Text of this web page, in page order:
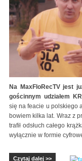
Na MaxFloRecTV jest
gościnnym udziałem
się na feacie u polskiego
bowiem kilka lat. Wraz z
trafił odsłuch całego
wyłącznie w formie
Czytaj dalej >>